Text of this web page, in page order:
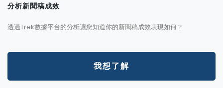
分析新聞稿成效
透過Trek數據平台的分析讓您知道你的新聞稿成效表現如何？
我想了解